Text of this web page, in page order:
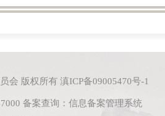
会 版权所有 滇ICP备09005470号-1
备案查询： 信息备案管理系统